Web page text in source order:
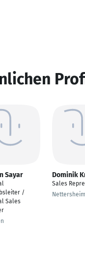
Sayar
/
Sales
Dominik
Sales
Nettersheim